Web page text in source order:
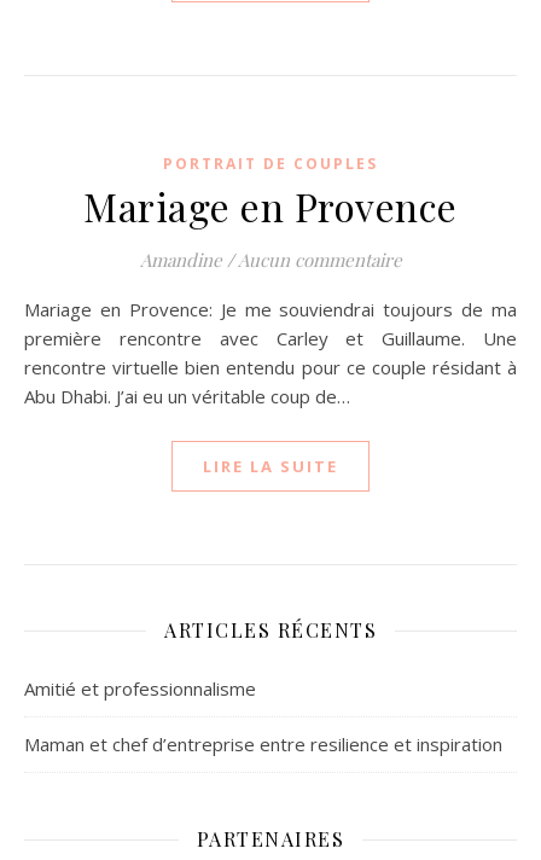
PORTRAIT DE COUPLES
Mariage en Provence
Amandine /Aucun commentaire
Mariage en Provence: Je me souviendrai toujours de ma
première rencontre avec Carley et Guillaume. Une
rencontre virtuelle bien entendu pour ce couple résidant à
Abu Dhabi. J’ai eu un véritable coup de…
LIRE LA SUITE
ARTICLES RÉCENTS
Amitié et professionnalisme
Maman et chef d’entreprise entre resilience et inspiration
PARTENAIRES